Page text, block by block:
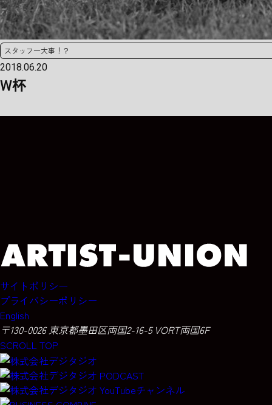
スタッフ一大事！？
2018.06.20
W杯
サイトポリシー
プライバシーポリシー
English
〒130-0026 東京都墨田区両国2-16-5 VORT両国6F
SCROLL TOP